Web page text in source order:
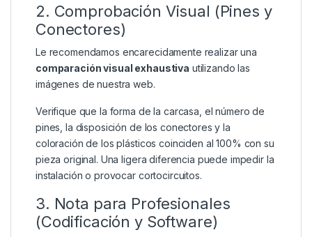
2. Comprobación Visual (Pines y
Conectores)
Le recomendamos encarecidamente realizar una
comparación visual exhaustiva utilizando las
imágenes de nuestra web.
Verifique que la forma de la carcasa, el número de
pines, la disposición de los conectores y la
coloración de los plásticos coinciden al 100% con su
pieza original. Una ligera diferencia puede impedir la
instalación o provocar cortocircuitos.
3. Nota para Profesionales
(Codificación y Software)